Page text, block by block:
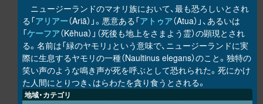
ニュージーランドのマオリ族において、最も恐ろしいとされ
る「アリアー（Ariā）」。悪意ある「アトゥア（Atua）」、あるいは
「ケーフア（Kēhua）」（死後も地上をさまよう霊）の顕現とされ
る。名前は「緑のヤモリ」という意味で、ニュージーランドに実
際に生息するヤモリの一種（Naultinus elegans）のこと。独特の
笑い声のような鳴き声が死を呼ぶとして恐れられた。死にかけ
た人間にとりつき、はらわたを貪り食うとされる。
地域・カテゴリ